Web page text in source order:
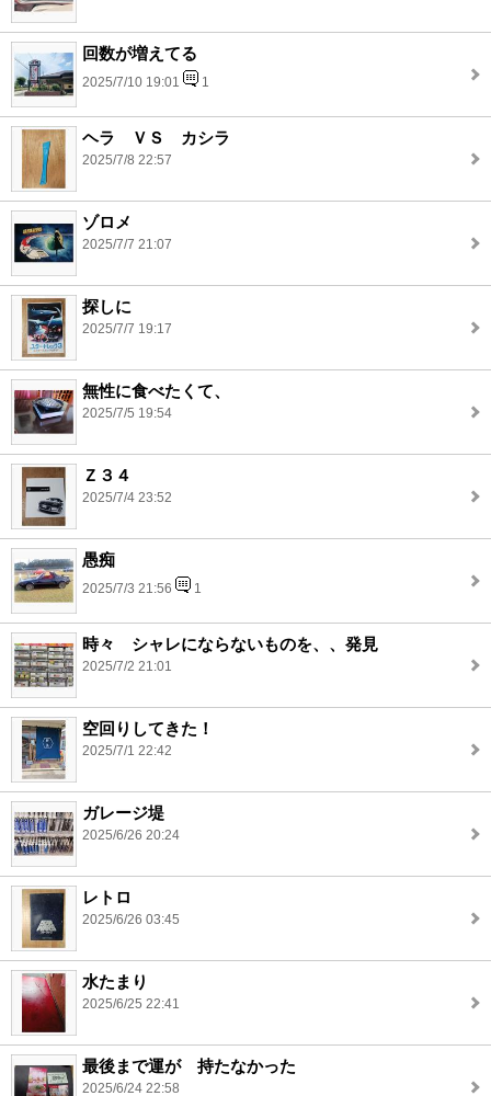
回数が増えてる
2025/7/10 19:01 1
ヘラ ＶＳ カシラ
2025/7/8 22:57
ゾロメ
2025/7/7 21:07
探しに
2025/7/7 19:17
無性に食べたくて、
2025/7/5 19:54
Ｚ３４
2025/7/4 23:52
愚痴
2025/7/3 21:56 1
時々 シャレにならないものを、、発見
2025/7/2 21:01
空回りしてきた！
2025/7/1 22:42
ガレージ堤
2025/6/26 20:24
レトロ
2025/6/26 03:45
水たまり
2025/6/25 22:41
最後まで運が 持たなかった
2025/6/24 22:58